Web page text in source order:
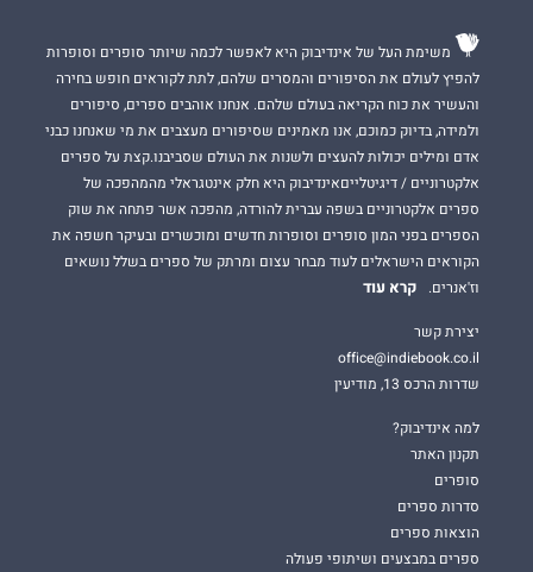
משימת העל של אינדיבוק היא לאפשר לכמה שיותר סופרים וסופרות
להפיץ לעולם את הסיפורים והמסרים שלהם, לתת לקוראים חופש בחירה
והעשיר את כוח הקריאה בעולם שלהם. אנחנו אוהבים ספרים, סיפורים
ולמידה, בדיוק כמוכם, אנו מאמינים שסיפורים מעצבים את מי שאנחנו כבני
אדם ומילים יכולות להעצים ולשנות את העולם שסביבנו.קצת על ספרים
אלקטרוניים / דיגיטלייםאינדיבוק היא חלק אינטגראלי מהמהפכה של
ספרים אלקטרוניים בשפה עברית להורדה, מהפכה אשר פתחה את שוק
הספרים בפני המון סופרים וסופרות חדשים ומוכשרים ובעיקר חשפה את
הקוראים הישראלים לעוד מבחר עצום ומרתק של ספרים בשלל נושאים
וז'אנרים.
קרא עוד
יצירת קשר
office@indiebook.co.il
שדרות הרכס 13, מודיעין
למה אינדיבוק?
תקנון האתר
סופרים
סדרות ספרים
הוצאות ספרים
ספרים במבצעים ושיתופי פעולה